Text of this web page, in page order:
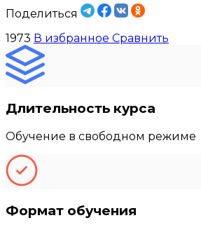
Поделиться
1973 В избранное Сравнить
Длительность курса
Обучение в свободном режиме
Формат обучения